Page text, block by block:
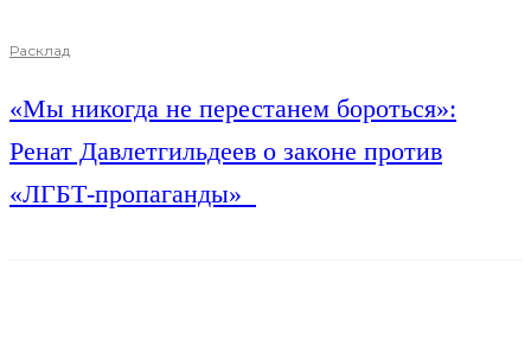
Расклад
«Мы никогда не перестанем бороться»:
Ренат Давлетгильдеев о законе против
«ЛГБТ-пропаганды»